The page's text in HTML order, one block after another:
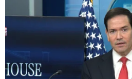
Người dân không sử dụng
giảm cân không rõ nguồn
được cấp phép
06/08/2026 04:22